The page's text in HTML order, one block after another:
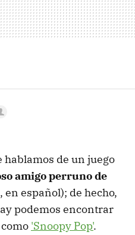
hablamos de un juego
amigo perruno de
en español); de hecho,
podemos encontrar
'Snoopy Pop'.